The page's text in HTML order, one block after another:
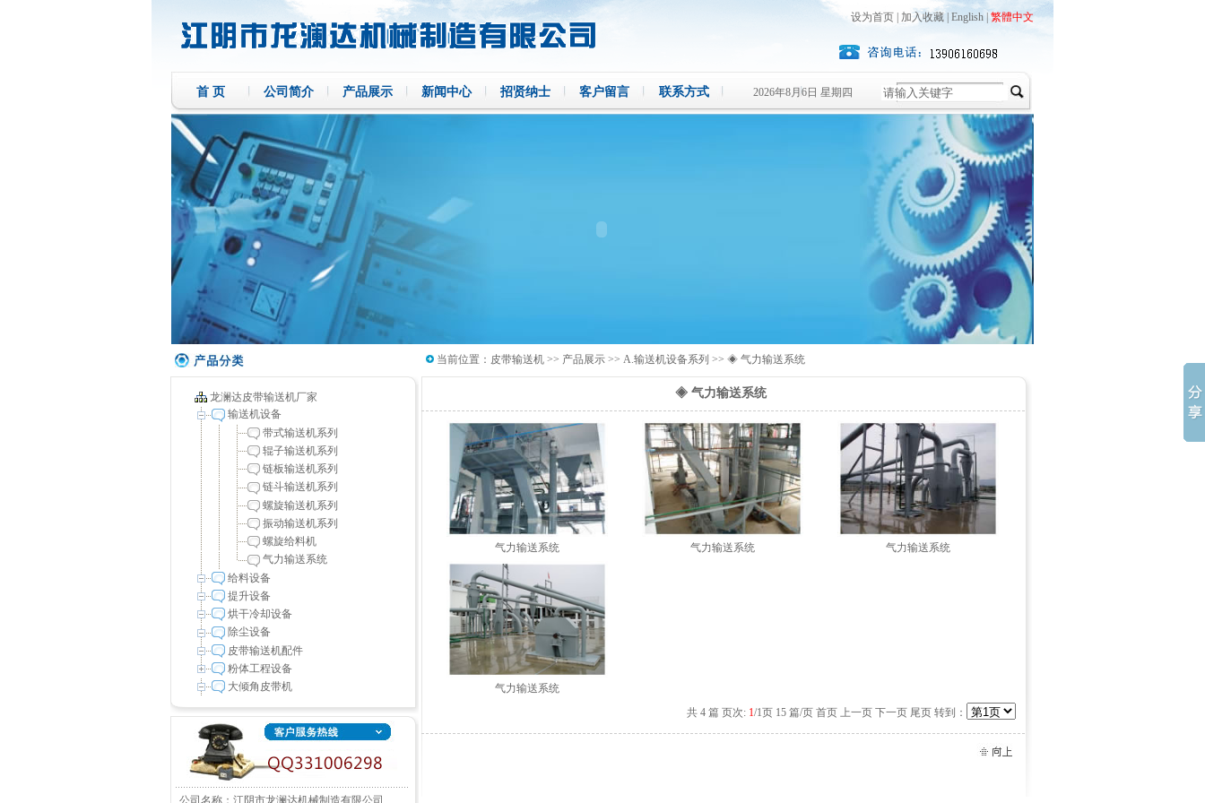
设为首页 加入收藏| English 繁體中文
首 页 公司简介 产品展示 新闻中心 招贤纳士 客户留言 联系方式 2026年8月6日 星期四
龙澜达皮带输送机厂家
输送机设备
带式输送机系列
辊子输送机系列
链板输送机系列
链斗输送机系列
螺旋输送机系列
振动输送机系列
螺旋给料机
气力输送系统
给料设备
提升设备
烘干冷却设备
除尘设备
皮带输送机配件
粉体工程设备
大倾角皮带机
公司名称：江阴市龙澜达机械制造有限公司
当前位置： 皮带输送机>> 产品展示>> A.输送机设备系列 >> ◈ 气力输送系统
◈ 气力输送系统
气力输送系统 气力输送系统 气力输送系统
气力输送系统
共 4 篇 页次:1/1页 15 篇/页 首页 上一页 下一页 尾页 转到：